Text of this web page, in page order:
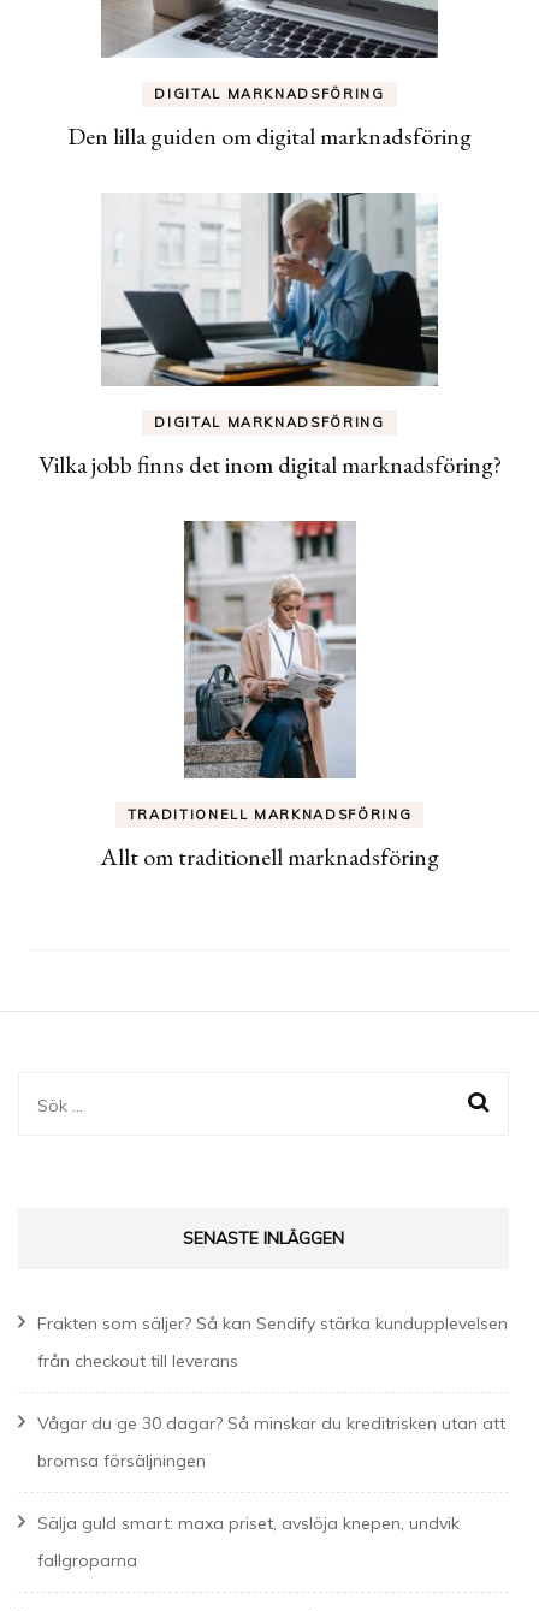
DIGITAL MARKNADSFÖRING
Den lilla guiden om digital marknadsföring
DIGITAL MARKNADSFÖRING
Vilka jobb finns det inom digital marknadsföring?
TRADITIONELL MARKNADSFÖRING
Allt om traditionell marknadsföring
Sök
SENASTE INLÄGGEN
Frakten som säljer? Så kan Sendify stärka kundupplevelsen
från checkout till leverans
Vågar du ge 30 dagar? Så minskar du kreditrisken utan att
bromsa försäljningen
Sälja guld smart: maxa priset, avslöja knepen, undvik
fallgroparna